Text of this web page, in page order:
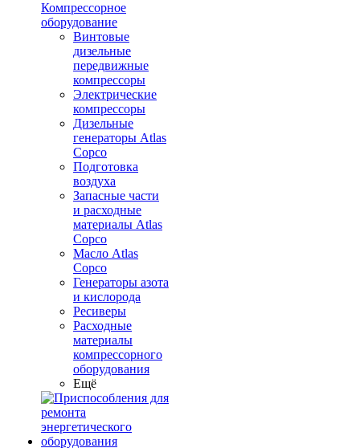
Компрессорное
оборудование
Винтовые
дизельные
передвижные
компрессоры
Электрические
компрессоры
Дизельные
генераторы Atlas
Copco
Подготовка
воздуха
Запасные части
и расходные
материалы Atlas
Copco
Масло Atlas
Copco
Генераторы азота
и кислорода
Ресиверы
Расходные
материалы
компрессорного
оборудования
Ещё